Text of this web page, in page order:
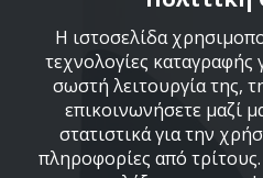
Η ιστοσελίδα
τεχνολογίες καταγραφής
σωστή λειτουργία της,
επικοινωνήσετε μαζί
στατιστικά για την
πληροφορίες από